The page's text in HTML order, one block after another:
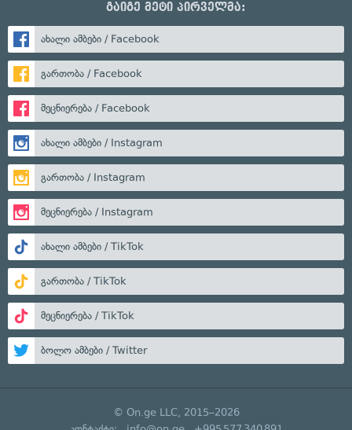
გაიგე მეტი პირველმა:
ახალი ამბები / Facebook
გართობა / Facebook
მეცნიერება / Facebook
ახალი ამბები / Instagram
გართობა / Instagram
მეცნიერება / Instagram
ახალი ამბები / TikTok
გართობა / TikTok
მეცნიერება / TikTok
ბოლო ამბები / Twitter
© On.ge LLC, 2015–2026